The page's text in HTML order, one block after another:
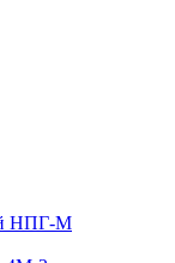
НПГ-М